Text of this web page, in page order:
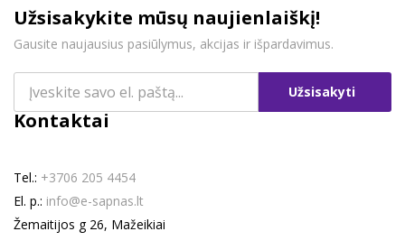
Užsisakykite mūsų naujienlaiškį!
Gausite naujausius pasiūlymus, akcijas ir išpardavimus.
Užsisakyti
Kontaktai
Tel.: +3706 205 4454
El. p.: info@e-sapnas.lt
Žemaitijos g 26, Mažeikiai